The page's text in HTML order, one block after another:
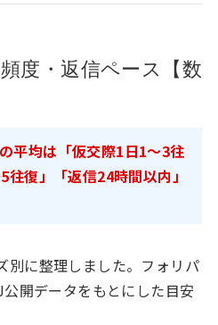
度・返信ペース【数
平均は「仮交際1日1〜3往
復」「返信24時間以内」
別に整理しました。フォリパ
開データをもとにした目安